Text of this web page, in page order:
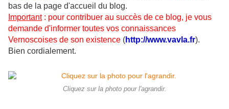
bas de la page d'accueil du blog.
Important: pour contribuer au succès de ce blog, je vous
demande d'informer toutes vos connaissances
Vernoscoises de son existence (http://www.vavla.fr).
Bien cordialement.
Cliquez sur la photo pour l'agrandir.